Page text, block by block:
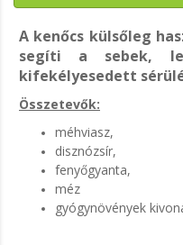
A kenőcs külsőleg
segíti a sebek,
kifekélyesedett
Összetevők:
méhviasz,
disznózsír,
fenyőgyanta,
méz
gyógynövények